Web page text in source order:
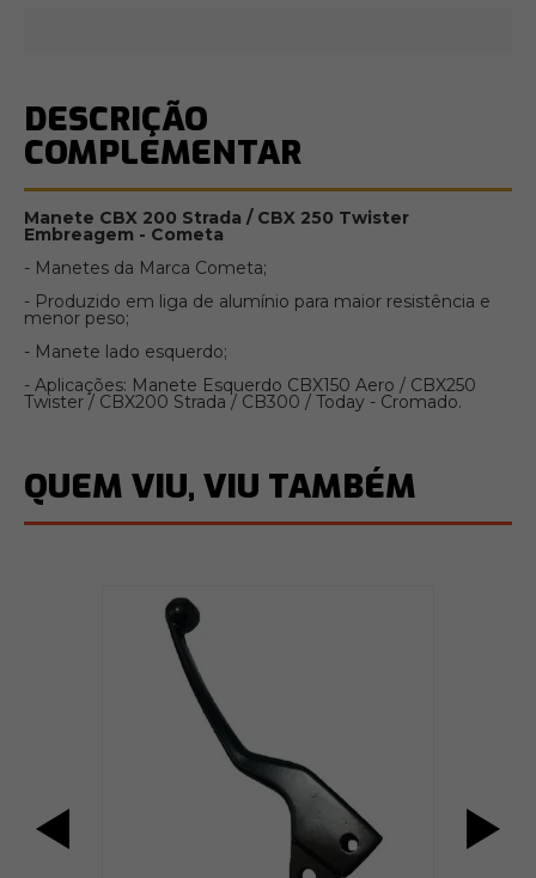
DESCRIÇÃO
COMPLEMENTAR
Manete CBX 200 Strada / CBX 250 Twister
Embreagem - Cometa
- Manetes da Marca Cometa;
- Produzido em liga de alumínio para maior resistência e
menor peso;
- Manete lado esquerdo;
- Aplicações: Manete Esquerdo CBX150 Aero / CBX250
Twister / CBX200 Strada / CB300 / Today - Cromado.
QUEM VIU, VIU TAMBÉM